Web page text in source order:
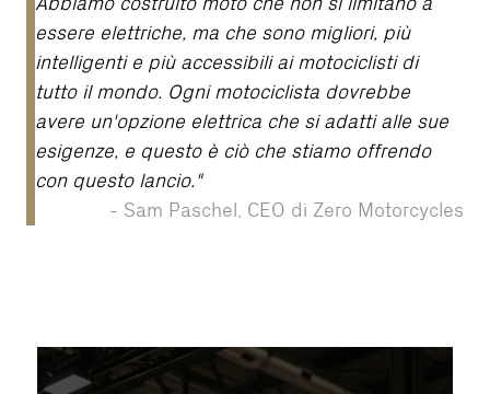
essere elettriche, ma che sono migliori, più
intelligenti e più accessibili ai motociclisti di
tutto il mondo. Ogni motociclista dovrebbe
avere un'opzione elettrica che si adatti alle sue
esigenze, e questo è ciò che stiamo offrendo
con questo lancio."
- Sam Paschel, CEO di Zero Motorcycles